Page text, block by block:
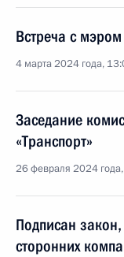
Встреча с
4 марта 2024 года,
Заседание
«Транспорт»
26 февраля 2024
Подписан
сторонних